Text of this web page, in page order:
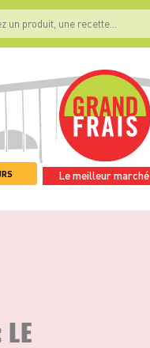
Le meilleur marché